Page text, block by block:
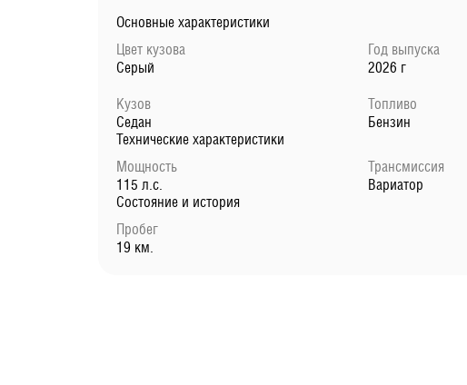
Основные характеристики
Цвет кузова
Серый
Год выпуска
2026 г
Кузов
Седан
Топливо
Бензин
Технические характеристики
Мощность
115 л.с.
Трансмиссия
Вариатор
Состояние и история
Пробег
19 км.